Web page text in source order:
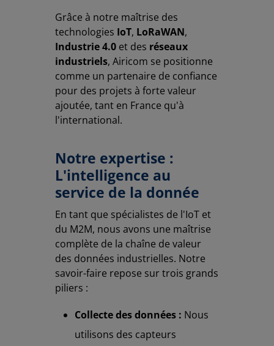
Grâce à notre maîtrise des
technologies IoT, LoRaWAN,
Industrie 4.0 et des réseaux
industriels, Airicom se positionne
comme un partenaire de confiance
pour des projets à forte valeur
ajoutée, tant en France qu'à
l'international.
Notre expertise :
L'intelligence au
service de la donnée
En tant que spécialistes de l'IoT et
du M2M, nous avons une maîtrise
complète de la chaîne de valeur
des données industrielles. Notre
savoir-faire repose sur trois grands
piliers :
Collecte des données : Nous
utilisons des capteurs